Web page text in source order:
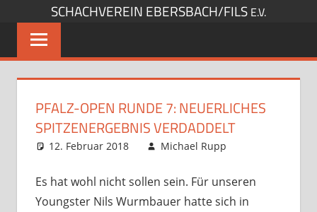
springen
SCHACHVEREIN EBERSBACH/FILS E.V.
PFALZ-OPEN RUNDE 7: NEUERLICHES
SPITZENERGEBNIS VERDADDELT
12. Februar 2018 Michael Rupp
Turniere
Startseite
hinterlassen
Es hat wohl nicht sollen sein. Für unseren
Youngster Nils Wurmbauer hatte sich in